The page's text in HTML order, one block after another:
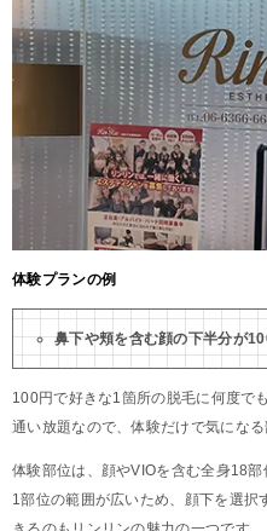
体験プランの例
鼻下や頬を含む顔の下半分が
100円で好きな1箇所の脱毛に何度で
通い放題なので、体験だけで気にな
体験部位は、顔やVIOを含む全身18部
1部位の範囲が広いため、顔下を選